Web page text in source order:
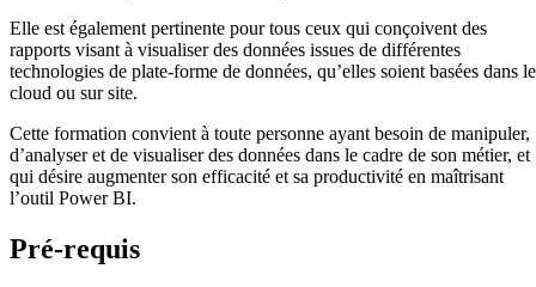
Elle est également pertinente pour tous ceux qui conçoivent des
rapports visant à visualiser des données issues de différentes
technologies de plate-forme de données, qu’elles soient basées dans le
cloud ou sur site.
Cette formation convient à toute personne ayant besoin de manipuler,
d’analyser et de visualiser des données dans le cadre de son métier, et
qui désire augmenter son efficacité et sa productivité en maîtrisant
l’outil Power BI.
Pré-requis